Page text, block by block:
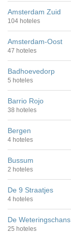
Amsterdam Zuid
104 hoteles
Amsterdam-Oost
47 hoteles
Badhoevedorp
5 hoteles
Barrio Rojo
38 hoteles
Bergen
4 hoteles
Bussum
2 hoteles
De 9 Straatjes
4 hoteles
De Weteringschans
25 hoteles